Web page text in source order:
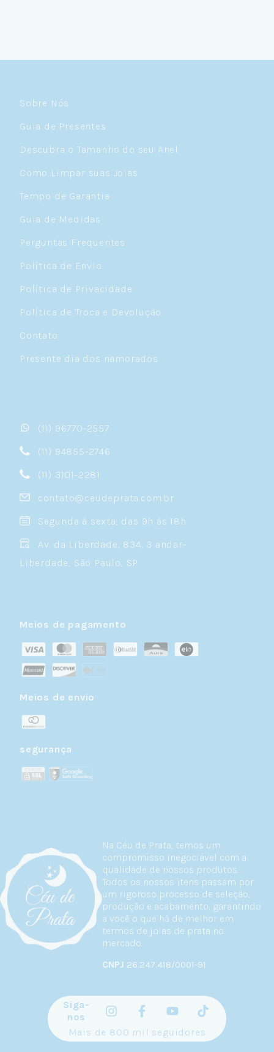
Na Céu de Prata, temos um
compromisso inegociável com a
qualidade de nossos produtos.
Todos os nossos itens passam por
um rigoroso processo de seleção,
produção e acabamento, garantindo
a você o que há de melhor em
termos de joias de prata no
mercado.
CNPJ 26.247.418/0001-91
Sobre Nós
Guia de Presentes
Descubra o Tamanho do seu Anel
Como Limpar suas Joias
Tempo de Garantia
Guia de Medidas
Perguntas Frequentes
Política de Envio
Política de Privacidade
Política de Troca e Devolução
Contato
Presente dia dos namorados
(11) 96770-2557
(11) 94855-2746
(11) 3101-2281
contato@ceudeprata.com.br
Segunda à sexta, das 9h às 18h
Av. da Liberdade, 834, 3 andar-
Liberdade, São Paulo, SP
Meios de pagamento
Meios de envio
segurança
Siga-
nos
Mais de 800 mil seguidores